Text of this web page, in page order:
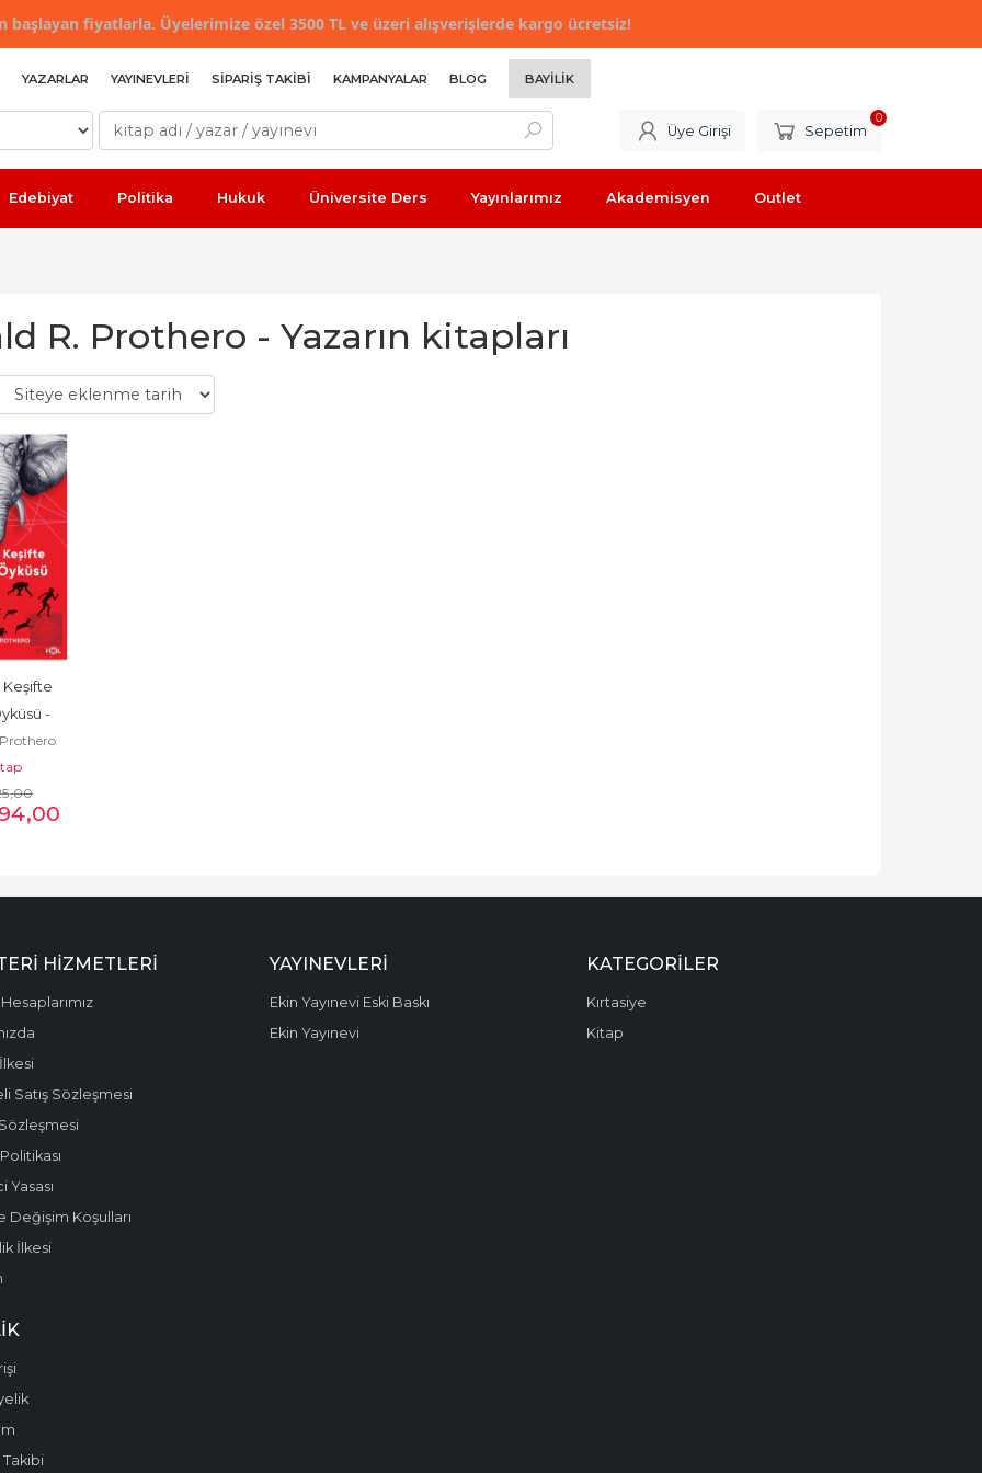
başlayan fiyatlarla. Üyelerimize özel 3500 TL ve üzeri alışverişlerde kargo ücretsiz!
YAZARLAR YAYINEVLERI SIPARIŞ TAKIBI KAMPANYALAR BLOG BAYILIK
Üye Girişi Sepetim
0
Edebiyat Politika Hukuk Üniversite Ders Yayınlarımız Akademisyen Outlet
R. Prothero - Yazarın kitapları
Keşifte
-
Kâşif
,00
,00
HIZMETLERI
Satış Sözleşmesi
Yasası
Değişim Koşulları
İlkesi
YAYINEVLERI
Ekin Yayınevi Eski Baskı
Ekin Yayınevi
KATEGORILER
Kırtasiye
Kitap
Takibi